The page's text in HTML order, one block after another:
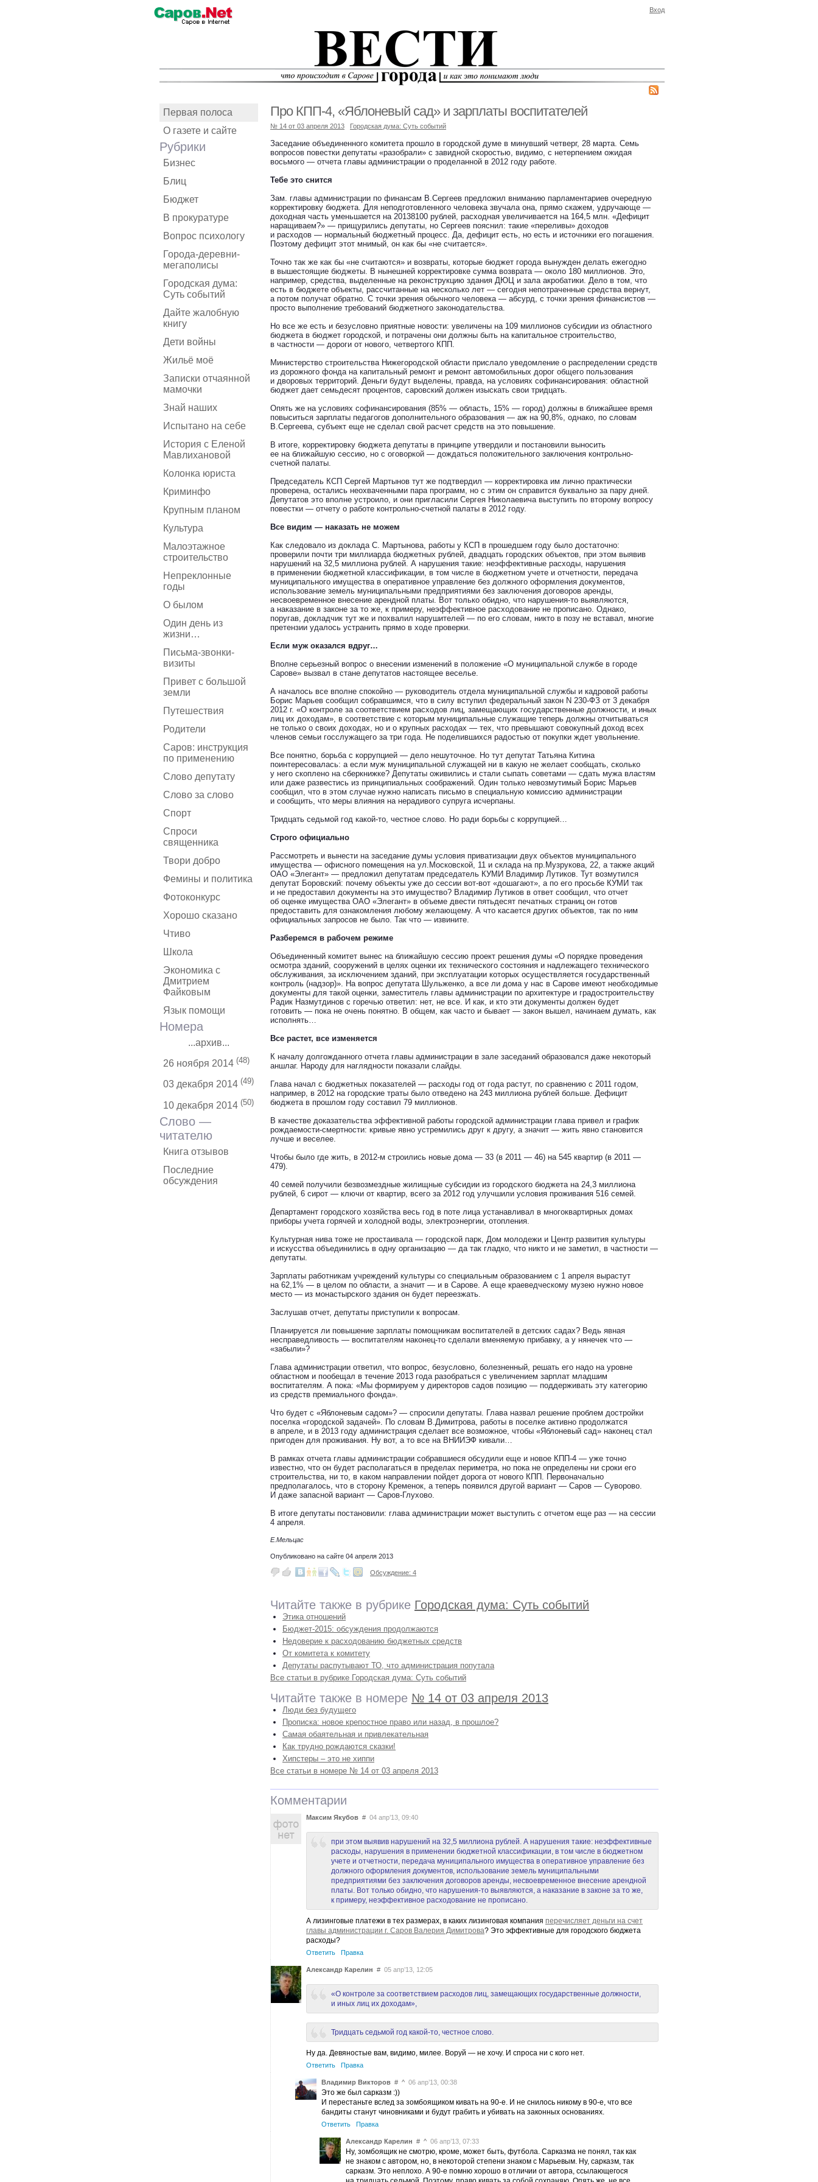
Вход
Первая полоса
О газете и сайте
Рубрики
Бизнес
Блиц
Бюджет
В прокуратуре
Вопрос психологу
Города-деревни-
мегаполисы
Городская дума:
Суть событий
Дайте жалобную
книгу
Дети войны
Жильё моё
Записки отчаянной
мамочки
Знай наших
Испытано на себе
История с Еленой
Мавлихановой
Колонка юриста
Криминфо
Крупным планом
Культура
Малоэтажное
строительство
Непреклонные
годы
О былом
Один день из
жизни…
Письма-звонки-
визиты
Привет с большой
земли
Путешествия
Родители
Саров: инструкция
по применению
Слово депутату
Слово за слово
Спорт
Спроси
священника
Твори добро
Фемины и политика
Фотоконкурс
Хорошо сказано
Чтиво
Школа
Экономика с
Дмитрием
Файковым
Язык помощи
Номера
...архив...
26 ноября 2014 (48)
03 декабря 2014 (49)
10 декабря 2014 (50)
Слово —
читателю
Книга отзывов
Последние
обсуждения
Про КПП-4, «Яблоневый сад» и зарплаты воспитателей
№ 14 от 03 апреля 2013 Городская дума: Суть событий
Заседание объединенного комитета прошло в городской думе в минувший четверг, 28 марта. Семь
вопросов повестки депутаты «разобрали» с завидной скоростью, видимо, с нетерпением ожидая
восьмого — отчета главы администрации о проделанной в 2012 году работе.
Тебе это снится
Зам. главы администрации по финансам В.Сергеев предложил вниманию парламентариев очередную
корректировку бюджета. Для неподготовленного человека звучала она, прямо скажем, удручающе —
доходная часть уменьшается на 20138100 рублей, расходная увеличивается на 164,5 млн. «Дефицит
наращиваем?» — прищурились депутаты, но Сергеев пояснил: такие «переливы» доходов
и расходов — нормальный бюджетный процесс. Да, дефицит есть, но есть и источники его погашения.
Поэтому дефицит этот мнимый, он как бы «не считается».
Точно так же как бы «не считаются» и возвраты, которые бюджет города вынужден делать ежегодно
в вышестоящие бюджеты. В нынешней корректировке сумма возврата — около 180 миллионов. Это,
например, средства, выделенные на реконструкцию здания ДЮЦ и зала акробатики. Дело в том, что
есть в бюджете объекты, рассчитанные на несколько лет — сегодня непотраченные средства вернут,
а потом получат обратно. С точки зрения обычного человека — абсурд, с точки зрения финансистов —
просто выполнение требований бюджетного законодательства.
Но все же есть и безусловно приятные новости: увеличены на 109 миллионов субсидии из областного
бюджета в бюджет городской, и потрачены они должны быть на капитальное строительство,
в частности — дороги от нового, четвертого КПП.
Министерство строительства Нижегородской области прислало уведомление о распределении средств
из дорожного фонда на капитальный ремонт и ремонт автомобильных дорог общего пользования
и дворовых территорий. Деньги будут выделены, правда, на условиях софинансирования: областной
бюджет дает семьдесят процентов, саровский должен изыскать свои тридцать.
Опять же на условиях софинансирования (85% — область, 15% — город) должны в ближайшее время
повыситься зарплаты педагогов дополнительного образования — аж на 90,8%, однако, по словам
В.Сергеева, субъект еще не сделал свой расчет средств на это повышение.
В итоге, корректировку бюджета депутаты в принципе утвердили и постановили выносить
ее на ближайшую сессию, но с оговоркой — дождаться положительного заключения контрольно-
счетной палаты.
Председатель КСП Сергей Мартынов тут же подтвердил — корректировка им лично практически
проверена, остались неохваченными пара программ, но с этим он справится буквально за пару дней.
Депутатов это вполне устроило, и они пригласили Сергея Николаевича выступить по второму вопросу
повестки — отчету о работе контрольно-счетной палаты в 2012 году.
Все видим — наказать не можем
Как следовало из доклада С. Мартынова, работы у КСП в прошедшем году было достаточно:
проверили почти три миллиарда бюджетных рублей, двадцать городских объектов, при этом выявив
нарушений на 32,5 миллиона рублей. А нарушения такие: неэффективные расходы, нарушения
в применении бюджетной классификации, в том числе в бюджетном учете и отчетности, передача
муниципального имущества в оперативное управление без должного оформления документов,
использование земель муниципальными предприятиями без заключения договоров аренды,
несвоевременное внесение арендной платы. Вот только обидно, что нарушения-то выявляются,
а наказание в законе за то же, к примеру, неэффективное расходование не прописано. Однако,
поругав, докладчик тут же и похвалил нарушителей — по его словам, никто в позу не вставал, многие
претензии удалось устранить прямо в ходе проверки.
Если муж оказался вдруг…
Вполне серьезный вопрос о внесении изменений в положение «О муниципальной службе в городе
Сарове» вызвал в стане депутатов настоящее веселье.
А началось все вполне спокойно — руководитель отдела муниципальной службы и кадровой работы
Борис Марьев сообщил собравшимся, что в силу вступил федеральный закон N 230-ФЗ от 3 декабря
2012 г. «О контроле за соответствием расходов лиц, замещающих государственные должности, и иных
лиц их доходам», в соответствие с которым муниципальные служащие теперь должны отчитываться
не только о своих доходах, но и о крупных расходах — тех, что превышают совокупный доход всех
членов семьи госслужащего за три года. Не поделившихся радостью от покупки ждет увольнение.
Все понятно, борьба с коррупцией — дело нешуточное. Но тут депутат Татьяна Китина
поинтересовалась: а если муж муниципальной служащей ни в какую не желает сообщать, сколько
у него скоплено на сберкнижке? Депутаты оживились и стали сыпать советами — сдать мужа властям
или даже развестись из принципиальных соображений. Один только невозмутимый Борис Марьев
сообщил, что в этом случае нужно написать письмо в специальную комиссию администрации
и сообщить, что меры влияния на нерадивого супруга исчерпаны.
Тридцать седьмой год какой-то, честное слово. Но ради борьбы с коррупцией…
Строго официально
Рассмотреть и вынести на заседание думы условия приватизации двух объектов муниципального
имущества — офисного помещения на ул.Московской, 11 и склада на пр.Музрукова, 22, а также акций
ОАО «Элегант» — предложил депутатам председатель КУМИ Владимир Лутиков. Тут возмутился
депутат Боровский: почему объекты уже до сессии вот-вот «дошагают», а по его просьбе КУМИ так
и не предоставил документы на это имущество? Владимир Лутиков в ответ сообщил, что отчет
об оценке имущества ОАО «Элегант» в объеме двести пятьдесят печатных страниц он готов
предоставить для ознакомления любому желающему. А что касается других объектов, так по ним
официальных запросов не было. Так что — извините.
Разберемся в рабочем режиме
Объединенный комитет вынес на ближайшую сессию проект решения думы «О порядке проведения
осмотра зданий, сооружений в целях оценки их технического состояния и надлежащего технического
обслуживания, за исключением зданий, при эксплуатации которых осуществляется государственный
контроль (надзор)». На вопрос депутата Шульженко, а все ли дома у нас в Сарове имеют необходимые
документы для такой оценки, заместитель главы администрации по архитектуре и градостроительству
Радик Назмутдинов с горечью ответил: нет, не все. И как, и кто эти документы должен будет
готовить — пока не очень понятно. В общем, как часто и бывает — закон вышел, начинаем думать, как
исполнять…
Все растет, все изменяется
К началу долгожданного отчета главы администрации в зале заседаний образовался даже некоторый
аншлаг. Народу для наглядности показали слайды.
Глава начал с бюджетных показателей — расходы год от года растут, по сравнению с 2011 годом,
например, в 2012 на городские траты было отведено на 243 миллиона рублей больше. Дефицит
бюджета в прошлом году составил 79 миллионов.
В качестве доказательства эффективной работы городской администрации глава привел и график
рождаемости-смертности: кривые явно устремились друг к другу, а значит — жить явно становится
лучше и веселее.
Чтобы было где жить, в 2012-м строились новые дома — 33 (в 2011 — 46) на 545 квартир (в 2011 —
479).
40 семей получили безвозмездные жилищные субсидии из городского бюджета на 24,3 миллиона
рублей, 6 сирот — ключи от квартир, всего за 2012 год улучшили условия проживания 516 семей.
Департамент городского хозяйства весь год в поте лица устанавливал в многоквартирных домах
приборы учета горячей и холодной воды, электроэнергии, отопления.
Культурная нива тоже не простаивала — городской парк, Дом молодежи и Центр развития культуры
и искусства объединились в одну организацию — да так гладко, что никто и не заметил, в частности —
депутаты.
Зарплаты работникам учреждений культуры со специальным образованием с 1 апреля вырастут
на 62,1% — в целом по области, а значит — и в Сарове. А еще краеведческому музею нужно новое
место — из монастырского здания он будет переезжать.
Заслушав отчет, депутаты приступили к вопросам.
Планируется ли повышение зарплаты помощникам воспитателей в детских садах? Ведь явная
несправедливость — воспитателям наконец-то сделали вменяемую прибавку, а у нянечек что —
«забыли»?
Глава администрации ответил, что вопрос, безусловно, болезненный, решать его надо на уровне
областном и пообещал в течение 2013 года разобраться с увеличением зарплат младшим
воспитателям. А пока: «Мы формируем у директоров садов позицию — поддерживать эту категорию
из средств премиального фонда».
Что будет с «Яблоневым садом»? — спросили депутаты. Глава назвал решение проблем достройки
поселка «городской задачей». По словам В.Димитрова, работы в поселке активно продолжатся
в апреле, и в 2013 году администрация сделает все возможное, чтобы «Яблоневый сад» наконец стал
пригоден для проживания. Ну вот, а то все на ВНИИЭФ кивали…
В рамках отчета главы администрации собравшиеся обсудили еще и новое КПП-4 — уже точно
известно, что он будет располагаться в пределах периметра, но пока не определены ни сроки его
строительства, ни то, в каком направлении пойдет дорога от нового КПП. Первоначально
предполагалось, что в сторону Кременок, а теперь появился другой вариант — Саров — Суворово.
И даже запасной вариант — Саров-Глухово.
В итоге депутаты постановили: глава администрации может выступить с отчетом еще раз — на сессии
4 апреля.
Е.Мельцас
Опубликовано на сайте 04 апреля 2013
Обсуждение: 4
Читайте также в рубрике Городская дума: Суть событий
Этика отношений
Бюджет-2015: обсуждения продолжаются
Недоверие к расходованию бюджетных средств
От комитета к комитету
Депутаты распутывают ТО, что администрация попутала
Все статьи в рубрике Городская дума: Суть событий
Читайте также в номере № 14 от 03 апреля 2013
Люди без будущего
Прописка: новое крепостное право или назад, в прошлое?
Самая обаятельная и привлекательная
Как трудно рождаются сказки!
Хипстеры – это не хиппи
Все статьи в номере № 14 от 03 апреля 2013
Комментарии
Максим Якубов # 04 апр’13, 09:40
при этом выявив нарушений на 32,5 миллиона рублей. А нарушения такие: неэффективные
расходы, нарушения в применении бюджетной классификации, в том числе в бюджетном
учете и отчетности, передача муниципального имущества в оперативное управление без
должного оформления документов, использование земель муниципальными
предприятиями без заключения договоров аренды, несвоевременное внесение арендной
платы. Вот только обидно, что нарушения-то выявляются, а наказание в законе за то же,
к примеру, неэффективное расходование не прописано.
А лизинговые платежи в тех размерах, в каких лизинговая компания перечисляет деньги на счет
главы администрации г. Саров Валерия Димитрова? Это эффективные для городского бюджета
расходы?
Ответить Правка
Александр Карелин # 05 апр’13, 12:05
«О контроле за соответствием расходов лиц, замещающих государственные должности,
и иных лиц их доходам»,
Тридцать седьмой год какой-то, честное слово.
Ну да. Девяностые вам, видимо, милее. Воруй — не хочу. И спроса ни с кого нет.
Ответить Правка
Владимир Викторов # ^ 06 апр’13, 00:38
Это же был сарказм :))
И перестаньте вслед за зомбоящиком кивать на 90-е. И не снилось никому в 90-е, что все
бандиты станут чиновниками и будут грабить и убивать на законных основаниях.
Ответить Правка
Александр Карелин # ^ 06 апр’13, 07:33
Ну, зомбоящик не смотрю, кроме, может быть, футбола. Сарказма не понял, так как
не знаком с автором, но, в некоторой степени знаком с Марьевым. Ну, сарказм, так
сарказм. Это неплохо. А 90-е помню хорошо в отличии от автора, ссылающегося